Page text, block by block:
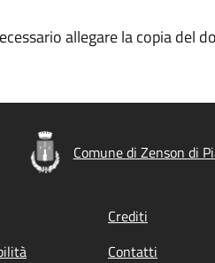
allegare la copia del
Comune di Zenson di
Crediti
Contatti